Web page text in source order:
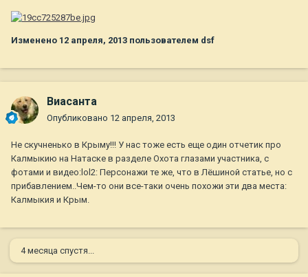
Изменено 12 апреля, 2013 пользователем dsf
Виасанта
Опубликовано 12 апреля, 2013
Не скучненько в Крыму!!! У нас тоже есть еще один отчетик про
Калмыкию на Натаске в разделе Охота глазами участника, с
фотами и видео:lol2: Персонажи те же, что в Лёшиной статье, но с
прибавлением..Чем-то они все-таки очень похожи эти два места:
Калмыкия и Крым.
4 месяца спустя...